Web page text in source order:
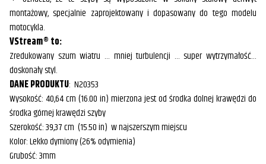
montażowy, specjalnie zaprojektowany i dopasowany do tego modelu
motocykla.
VStream® to:
Zredukowany szum wiatru … mniej turbulencji … super wytrzymałość…
doskonały styl.
DANE PRODUKTU: N20353
Wysokość: 40,64 cm (16.00 in) mierzona jest od środka dolnej krawędzi do
środka górnej krawędzi szyby
Szerokość: 39,37 cm (15.50 in) w najszerszym miejscu
Kolor: Lekko dymiony (26% odymienia)
Grubość: 3mm